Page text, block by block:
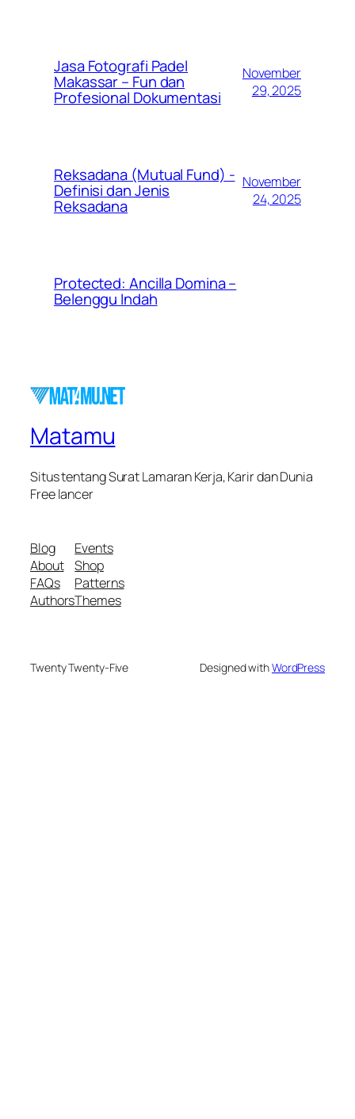
Jasa Fotografi Padel
Makassar – Fun dan
Profesional Dokumentasi
November
29, 2025
Reksadana (Mutual Fund) -
Definisi dan Jenis
Reksadana
November
24, 2025
Protected: Ancilla Domina –
Belenggu Indah
Matamu
Situs tentang Surat Lamaran Kerja, Karir dan Dunia
Free lancer
Blog
About
FAQs
Authors
Events
Shop
Patterns
Themes
Twenty Twenty-Five Designed withWordPress